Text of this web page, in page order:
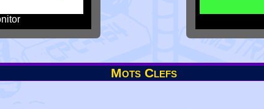
Mots Clefs